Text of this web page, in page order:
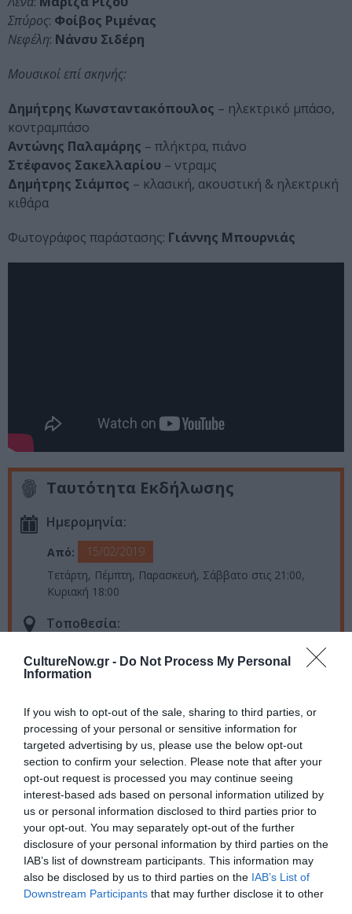
CultureNow.gr - Do Not Process My Personal
Information
If you wish to opt-out of the sale, sharing to third parties, or
processing of your personal or sensitive information for
targeted advertising by us, please use the below opt-out
section to confirm your selection. Please note that after your
opt-out request is processed you may continue seeing
interest-based ads based on personal information utilized by
us or personal information disclosed to third parties prior to
your opt-out. You may separately opt-out of the further
disclosure of your personal information by third parties on the
IAB’s list of downstream participants. This information may
also be disclosed by us to third parties on the IAB’s List of
Downstream Participants that may further disclose it to other
Σπύρος: Φοίβος Ριμένας
Νεφέλη: Νάνσυ Σιδέρη
Μουσικοί επί σκηνής:
Δημήτρης Κωνσταντακόπουλος – ηλεκτρικό μπάσο,
κοντραμπάσο
Αντώνης Παλαμάρης – πλήκτρα, πιάνο
Στέφανος Σακελλαρίου – ντραμς
Δημήτρης Σιάμπος – κλασική, ακουστική & ηλεκτρική
κιθάρα
Φωτογράφος παράστασης: Γιάννης Μπουρνιάς
Ταυτότητα Εκδήλωσης
Ημερομηνία:
Από:
15/02/2019
Τετάρτη, Πέμπτη, Παρασκευή, Σάββατο στις 21:00,
Κυριακή 18:00
Τοποθεσία:
Κωνσταντίνου 22-24, Αθήνα
Eισιτήρια:
Τετάρτη, Πέμπτη ενιαία τιμή 15€, Παρασκευή ενιαία
τιμή 13€, Σάββατο, Κυριακή ενιαία τιμή 18€, Ειδικές
τιμές: Φοιτητικό-Νεανικό 10€ (κάθε Πέμπτη), Ανω 65
ετών 10€ (κάθε Τετάρτη), Κάρτα ανεργίας 5€ (κάθε
Τετάρτη και Πέμπτη), ΑΜΕΑ 5€ και συνοδός 5€
(καθημερινά & Σαββατοκύριακο), Πολύτεκνοι 10€
(καθημερινά & Σαββατοκύριακο)
Προπώληση: